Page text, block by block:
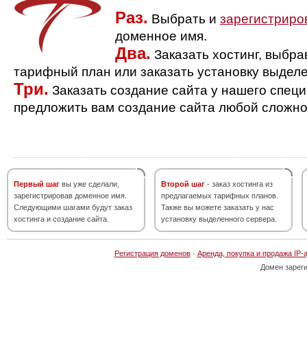
Раз. Выбрать и
доменное имя.
Два. Заказать хостинг,
тарифный план или заказать установку
Три. Заказать создание сайта у нашего
предложить вам создание сайта любой
Первый шаг вы уже сделали,
зарегистрировав доменное имя.
Следующими шагами будут заказ
хостинга и создание сайта.
Второй шаг - заказ хостинга из
предлагаемых тарифных планов.
Также вы можете заказать у нас
установку выделенного сервера.
Регистрация доменов· Аренда, покупка и продажа IP-
Домен